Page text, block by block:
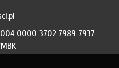
0000 3702 7989 7937